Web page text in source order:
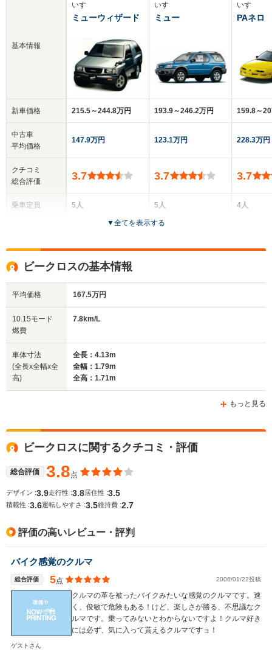
基本情報
新車価格
中古車
平均価格
クチコミ
総合評価
乗車定員
サイズ
(全長x全幅x全高)
WLTCモード
燃費
いすゞ
ミューウィザード
215.5～244.8万円
147.9万円
3.7
5人
全高
1.75m
1.77m
いすゞ
ミュー
193.9～246.2万円
123.1万円
3.7
5人
3～5ドア
いすゞ
PAネロ
159.8～
228.3万円
3.7
4人
▼全てを表示する
ビークロスの基本情報
平均価格 167.5万円
10.15モード
燃費
7.8km/L
車体寸法
(全長x全幅x全
高)
全長：4.13m
全幅：1.79m
全高：1.71m
もっと見る
ビークロスに関するクチコミ・評価
総合評価 3.8点
デザイン :3.9走行性 :3.8 居住性 :3.5
積載性 :3.6運転しやすさ :3.5維持費 :2.7
評価の高いレビュー・評判
バイク感覚のクルマ
総合評価 5点 2006/01/22投稿
クルマの革を被ったバイクみたいな感覚のクルマです。速
く、俊敏で危険もある！けど、楽しさが勝る、不思議なク
ルマです。乗ってみないとわからないですよ！クルマ好き
には必ず、気に入って貰えるクルマですョ！
ゲストさん